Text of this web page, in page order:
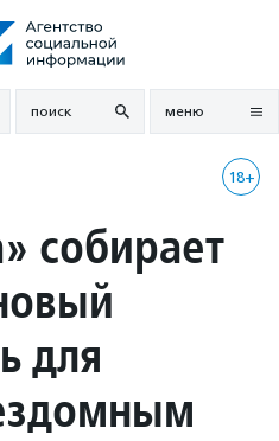
поиск меню
18+
собирает
для